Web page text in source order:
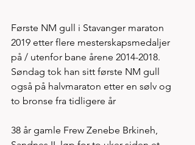
Første NM gull i Stavanger maraton
2019 etter flere mesterskapsmedaljer
på / utenfor bane årene 2014-2018.
Søndag tok han sitt første NM gull
også på halvmaraton etter en sølv og
to bronse fra tidligere år
38 år gamle Frew Zenebe Brkineh,